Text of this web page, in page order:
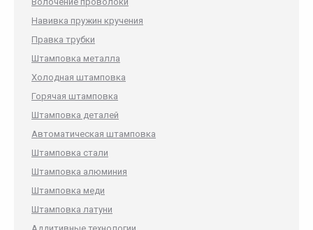
Навивка пружин кручения
Правка трубки
Штамповка металла
Холодная штамповка
Горячая штамповка
Штамповка деталей
Автоматическая штамповка
Штамповка стали
Штамповка алюминия
Штамповка меди
Штамповка латуни